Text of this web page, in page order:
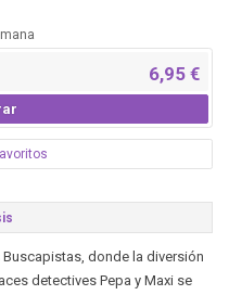
6,95 €
donde la diversión
detectives Pepa y Maxi se